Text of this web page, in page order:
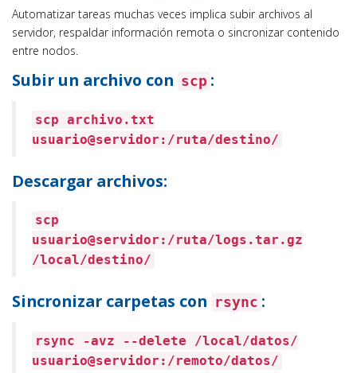
Automatizar tareas muchas veces implica subir archivos al
servidor, respaldar información remota o sincronizar contenido
entre nodos.
Subir un archivo con scp :
scp archivo.txt
usuario@servidor:/ruta/destino/
Descargar archivos:
scp
usuario@servidor:/ruta/logs.tar.gz
/local/destino/
Sincronizar carpetas con rsync :
rsync -avz --delete /local/datos/
usuario@servidor:/remoto/datos/